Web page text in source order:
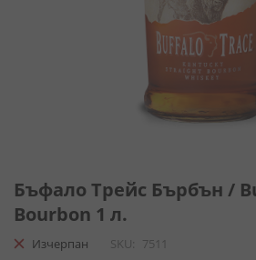
към
началото
на
галерия
Бъфало Трейс Бърбън /
Bourbon 1 л.
Изчерпан SKU
7511